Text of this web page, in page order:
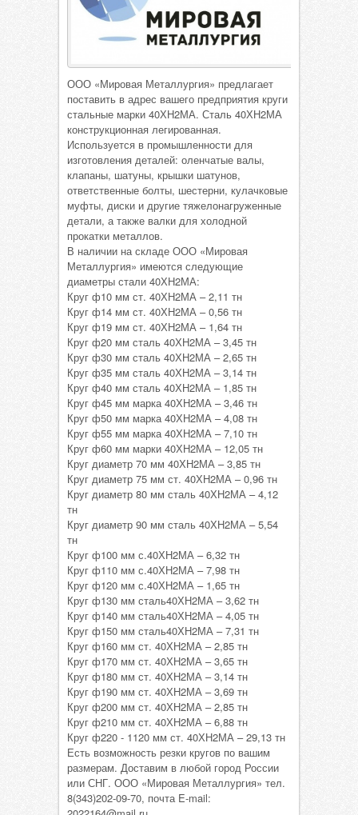
ООО «Мировая Металлургия» предлагает
поставить в адрес вашего предприятия круги
стальные марки 40ХН2МА. Сталь 40ХН2МА
конструкционная легированная.
Используется в промышленности для
изготовления деталей: оленчатые валы,
клапаны, шатуны, крышки шатунов,
ответственные болты, шестерни, кулачковые
муфты, диски и другие тяжелонагруженные
детали, а также валки для холодной
прокатки металлов.
В наличии на складе ООО «Мировая
Металлургия» имеются следующие
диаметры стали 40ХН2МА:
Круг ф10 мм ст. 40ХН2МА – 2,11 тн
Круг ф14 мм ст. 40ХН2МА – 0,56 тн
Круг ф19 мм ст. 40ХН2МА – 1,64 тн
Круг ф20 мм сталь 40ХН2МА – 3,45 тн
Круг ф30 мм сталь 40ХН2МА – 2,65 тн
Круг ф35 мм сталь 40ХН2МА – 3,14 тн
Круг ф40 мм сталь 40ХН2МА – 1,85 тн
Круг ф45 мм марка 40ХН2МА – 3,46 тн
Круг ф50 мм марка 40ХН2МА – 4,08 тн
Круг ф55 мм марка 40ХН2МА – 7,10 тн
Круг ф60 мм марки 40ХН2МА – 12,05 тн
Круг диаметр 70 мм 40ХН2МА – 3,85 тн
Круг диаметр 75 мм ст. 40ХН2МА – 0,96 тн
Круг диаметр 80 мм сталь 40ХН2МА – 4,12
тн
Круг диаметр 90 мм сталь 40ХН2МА – 5,54
тн
Круг ф100 мм с.40ХН2МА – 6,32 тн
Круг ф110 мм с.40ХН2МА – 7,98 тн
Круг ф120 мм с.40ХН2МА – 1,65 тн
Круг ф130 мм сталь40ХН2МА – 3,62 тн
Круг ф140 мм сталь40ХН2МА – 4,05 тн
Круг ф150 мм сталь40ХН2МА – 7,31 тн
Круг ф160 мм ст. 40ХН2МА – 2,85 тн
Круг ф170 мм ст. 40ХН2МА – 3,65 тн
Круг ф180 мм ст. 40ХН2МА – 3,14 тн
Круг ф190 мм ст. 40ХН2МА – 3,69 тн
Круг ф200 мм ст. 40ХН2МА – 2,85 тн
Круг ф210 мм ст. 40ХН2МА – 6,88 тн
Круг ф220 - 1120 мм ст. 40ХН2МА – 29,13 тн
Есть возможность резки кругов по вашим
размерам. Доставим в любой город России
или СНГ. ООО «Мировая Металлургия» тел.
8(343)202-09-70, почта E-mail: